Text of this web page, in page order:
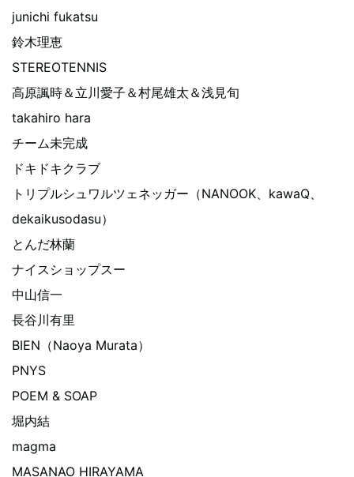
junichi fukatsu
鈴木理恵
STEREOTENNIS
高原諷時＆立川愛子＆村尾雄太＆浅見旬
takahiro hara
チーム未完成
ドキドキクラブ
トリプルシュワルツェネッガー（NANOOK、kawaQ、
dekaikusodasu）
とんだ林蘭
ナイスショップスー
中山信一
長谷川有里
BIEN（Naoya Murata）
PNYS
POEM & SOAP
堀内結
magma
MASANAO HIRAYAMA